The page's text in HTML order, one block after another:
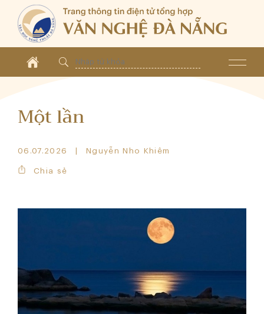
Một lần
06.07.2026 Nguyễn Nho Khiêm
Chia sẻ